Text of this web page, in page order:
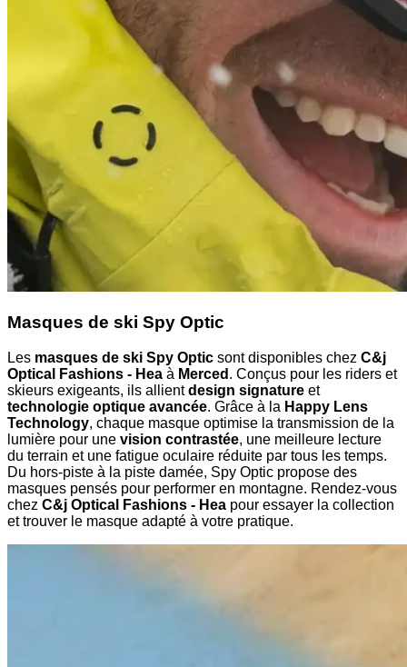
Masques de ski Spy Optic
Les masques de ski Spy Optic sont disponibles chez C&j
Optical Fashions - Hea à Merced . Conçus pour les riders et
skieurs exigeants, ils allientdesign signature et
technologie optique avancée. Grâce à la Happy Lens
Technology, chaque masque optimise la transmission de la
lumière pour une vision contrastée, une meilleure lecture
du terrain et une fatigue oculaire réduite par tous les temps.
Du hors-piste à la piste damée, Spy Optic propose des
masques pensés pour performer en montagne. Rendez-vous
chez C&j Optical Fashions - Hea pour essayer la collection
et trouver le masque adapté à votre pratique.